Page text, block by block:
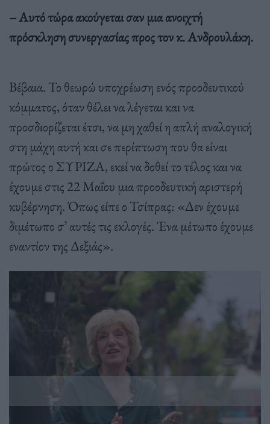
– Αυτό τώρα ακούγεται σαν μια ανοιχτή
πρόσκληση συνεργασίας προς τον κ. Ανδρουλάκη.
Βέβαια. Το θεωρώ υποχρέωση ενός προοδευτικού
κόμματος, όταν θέλει να λέγεται και να
προσδιορίζεται έτσι, να μη χαθεί η απλή αναλογική
στη μάχη αυτή και σε περίπτωση που θα είναι
πρώτος ο ΣΥΡΙΖΑ, εκεί να δοθεί το τέλος και να
έχουμε στις 22 Μαΐου μια προοδευτική αριστερή
κυβέρνηση. Όπως είπε ο Τσίπρας: «Δεν έχουμε
διμέτωπο σ’ αυτές τις εκλογές. Ένα μέτωπο έχουμε
εναντίον της Δεξιάς».